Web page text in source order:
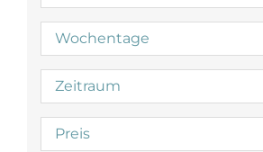
Wochentage
Zeitraum
Preis